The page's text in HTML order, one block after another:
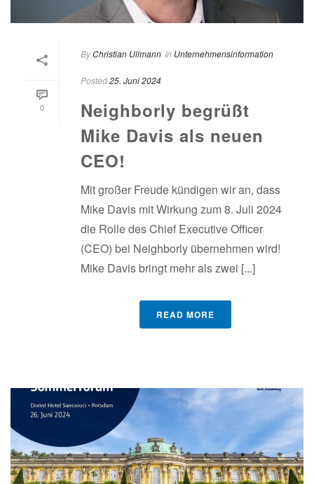
0
ByChristian Ullmann In Unternehmensinformation
Posted25. Juni 2024
Neighborly begrüßt
Mike Davis als neuen
CEO!
Mit großer Freude kündigen wir an, dass
Mike Davis mit Wirkung zum 8. Juli 2024
die Rolle des Chief Executive Officer
(CEO) bei Neighborly übernehmen wird!
Mike Davis bringt mehr als zwei [...]
READ MORE